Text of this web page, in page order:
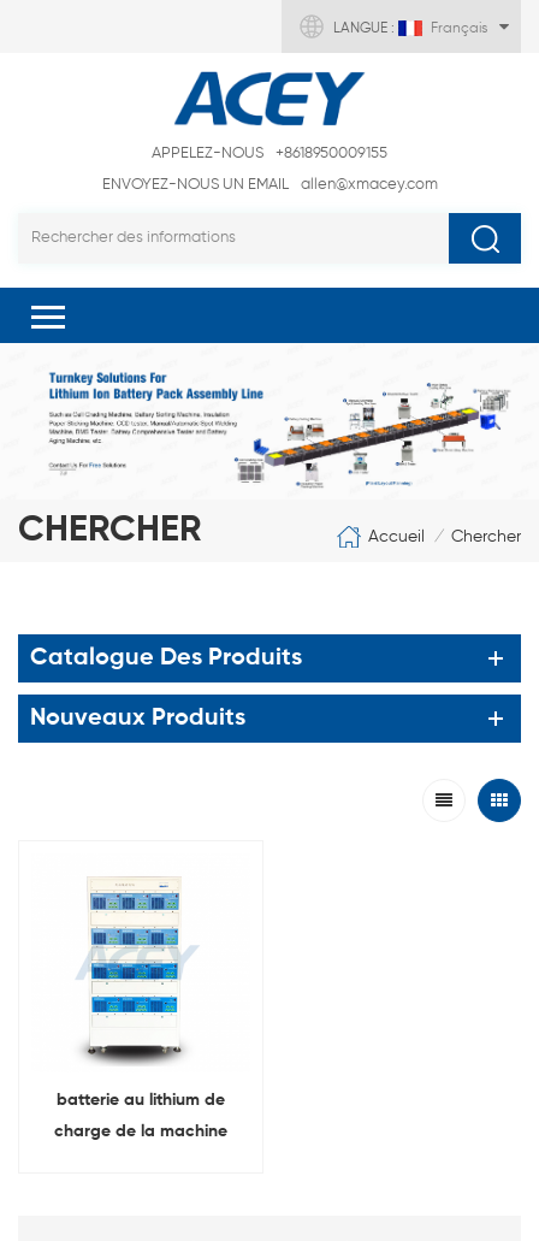
LANGUE : Français
APPELEZ-NOUS
+8618950009155
ENVOYEZ-NOUS UN EMAIL
allen@xmacey.com
CHERCHER Accueil / Chercher
Catalogue Des Produits
Nouveaux Produits
batterie au lithium de
charge de la machine